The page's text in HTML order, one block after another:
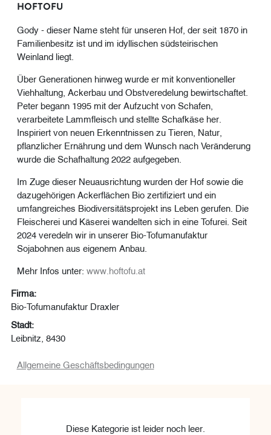
HOFTOFU
Gody - dieser Name steht für unseren Hof, der seit 1870 in
Familienbesitz ist und im idyllischen südsteirischen
Weinland liegt.
Über Generationen hinweg wurde er mit konventioneller
Viehhaltung, Ackerbau und Obstveredelung bewirtschaftet.
Peter begann 1995 mit der Aufzucht von Schafen,
verarbeitete Lammfleisch und stellte Schafkäse her.
Inspiriert von neuen Erkenntnissen zu Tieren, Natur,
pflanzlicher Ernährung und dem Wunsch nach Veränderung
wurde die Schafhaltung 2022 aufgegeben.
Im Zuge dieser Neuausrichtung wurden der Hof sowie die
dazugehörigen Ackerflächen Bio zertifiziert und ein
umfangreiches Biodiversitätsprojekt ins Leben gerufen. Die
Fleischerei und Käserei wandelten sich in eine Tofurei. Seit
2024 veredeln wir in unserer Bio-Tofumanufaktur
Sojabohnen aus eigenem Anbau.
Mehr Infos unter: www.hoftofu.at
Firma:
Bio-Tofumanufaktur Draxler
Stadt:
Leibnitz, 8430
Allgemeine Geschäftsbedingungen
Diese Kategorie ist leider noch leer.